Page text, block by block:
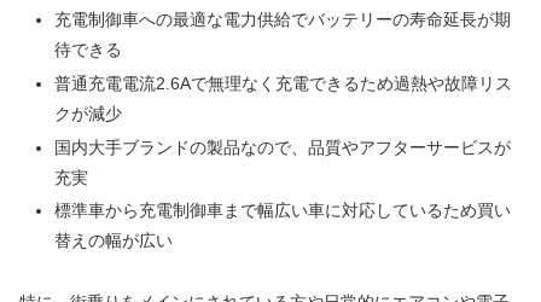
充電制御車への最適な電力供給でバッテリーの寿命延長が期
待できる
普通充電電流2.6Aで無理なく充電できるため過熱や故障リス
クが減少
国内大手ブランドの製品なので、品質やアフターサービスが
充実
標準車から充電制御車まで幅広い車に対応しているため買い
替えの幅が広い